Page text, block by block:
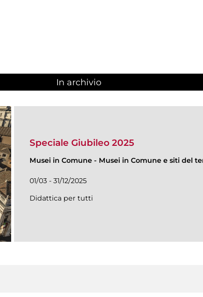
In archivio
Speciale Giubileo 2025
Musei in Comune - Musei in Comune e siti del
01/03 - 31/12/2025
Didattica per tutti